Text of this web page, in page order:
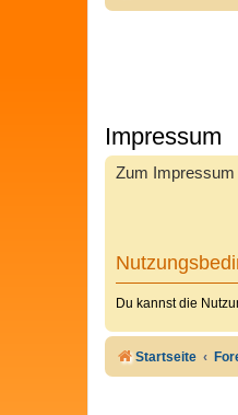
Impressum
Zum Impressum
Du kannst die
Startseite